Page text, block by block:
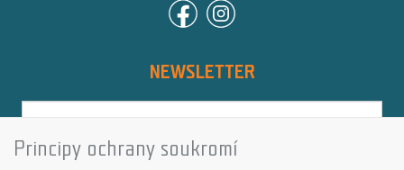
NEWSLETTER
Přihlásit
Principy ochrany soukromí